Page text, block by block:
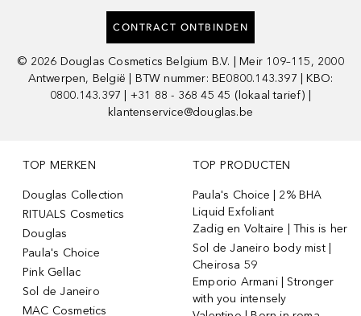
CONTRACT ONTBINDEN
© 2026 Douglas Cosmetics Belgium B.V. | Meir 109–115, 2000
Antwerpen, België | BTW nummer: BE0800.143.397 | KBO:
0800.143.397 | +31 88 - 368 45 45 (lokaal tarief) |
klantenservice@douglas.be
TOP MERKEN
Douglas Collection
RITUALS Cosmetics
Douglas
Paula's Choice
Pink Gellac
Sol de Janeiro
MAC Cosmetics
TOP PRODUCTEN
Paula's Choice | 2% BHA
Liquid Exfoliant
Zadig en Voltaire | This is her
Sol de Janeiro body mist |
Cheirosa 59
Emporio Armani | Stronger
with you intensely